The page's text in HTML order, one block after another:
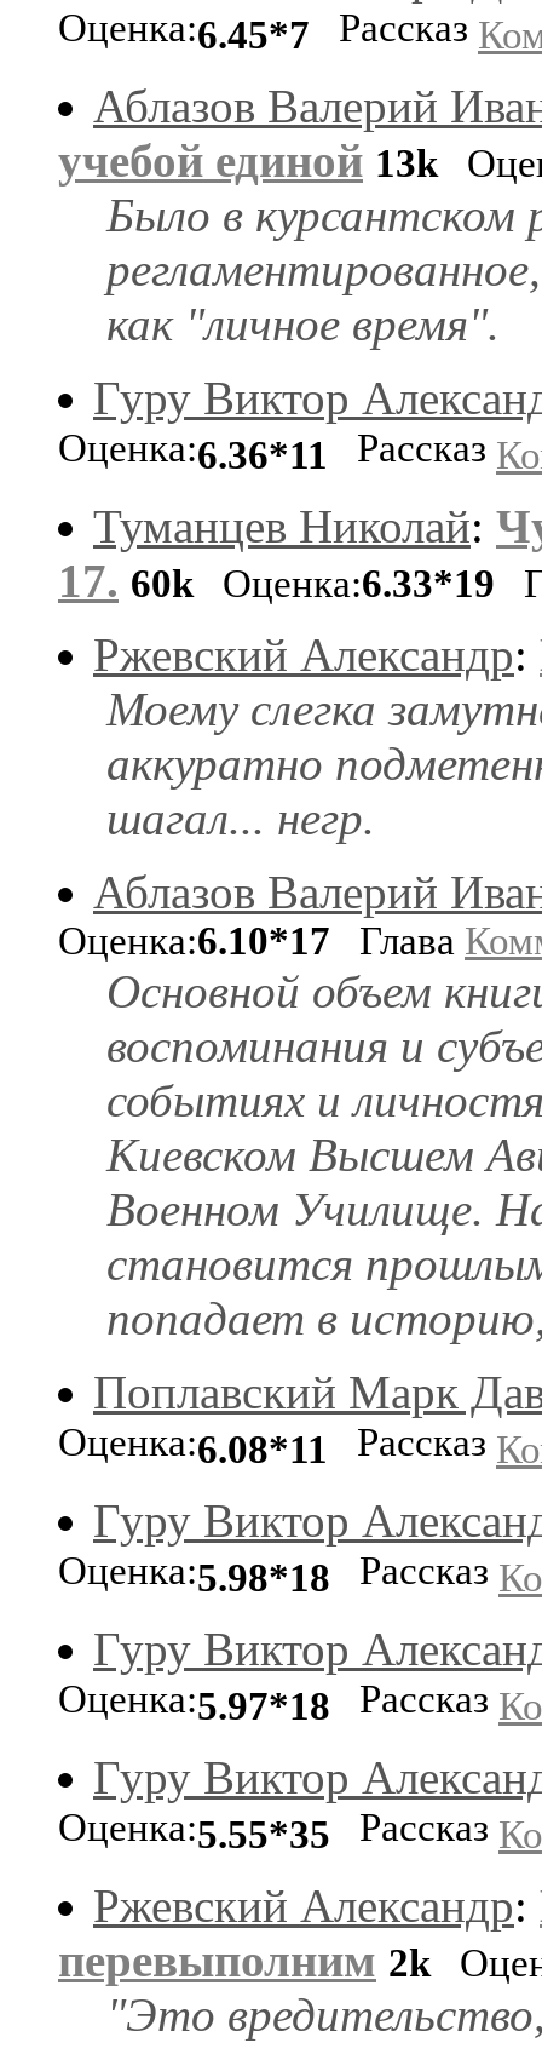
Оценка:6.45*7 Рассказ
Аблазов Валерий
учебой единой 13k
Было в курсантском
как "личное время".
Гуру Виктор
Оценка:6.36*11 Рассказ
Туманцев Николай:
17. 60k Оценка:6.33*19
Ржевский Александр:
Моему слегка
аккуратно
шагал... негр.
Аблазов Валерий
Оценка:6.10*17 Глава
Основной объем
воспоминания и
событиях и
Киевском Высшем
Военном Училище.
становится
попадает в
Поплавский Марк
Оценка:6.08*11 Рассказ
Гуру Виктор
Оценка:5.98*18 Рассказ
Гуру Виктор
Оценка:5.97*18 Рассказ
Гуру Виктор
Оценка:5.55*35 Рассказ
Ржевский Александр:
перевыполним 2k
"Это